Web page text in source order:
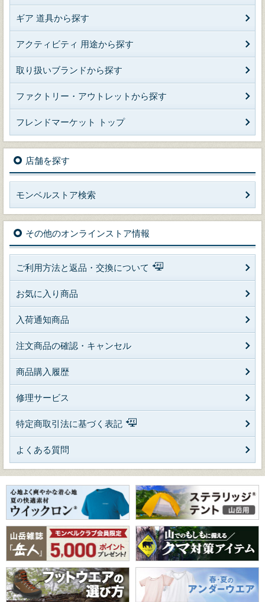
ギア 道具から探す
アクティビティ 用途から探す
取り扱いブランドから探す
ファクトリー・アウトレットから探す
フレンドマーケット トップ
店舗を探す
モンベルストア検索
その他のオンラインストア情報
ご利用方法と返品・交換について
お気に入り商品
入荷通知商品
注文商品の確認・キャンセル
商品購入履歴
修理サービス
特定商取引法に基づく表記
よくある質問